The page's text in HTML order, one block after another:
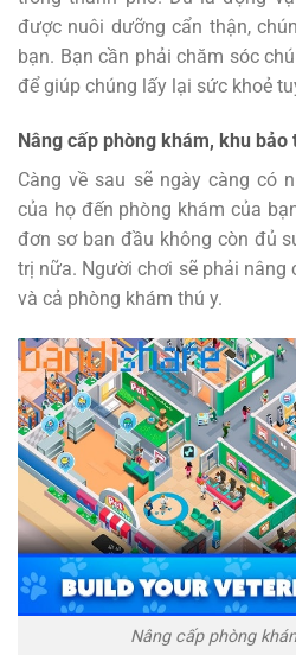
được nuôi dưỡng cẩn thận,
bạn. Bạn cần phải chăm sóc
để giúp chúng lấy lại sức khoẻ
Nâng cấp phòng khám, khu bảo
Càng về sau sẽ ngày càng có
của họ đến phòng khám của
đơn sơ ban đầu không còn đủ
trị nữa. Người chơi sẽ phải nâng
và cả phòng khám thú y.
Nâng cấp phòng